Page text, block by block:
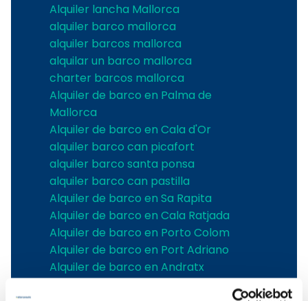
Alquiler lancha Mallorca
alquiler barco mallorca
alquiler barcos mallorca
alquilar un barco mallorca
charter barcos mallorca
Alquiler de barco en Palma de
Mallorca
Alquiler de barco en Cala d'Or
alquiler barco can picafort
alquiler barco santa ponsa
alquiler barco can pastilla
Alquiler de barco en Sa Rapita
Alquiler de barco en Cala Ratjada
Alquiler de barco en Porto Colom
Alquiler de barco en Port Adriano
Alquiler de barco en Andratx